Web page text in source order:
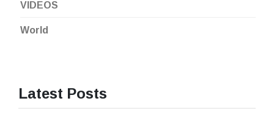
VIDEOS
World
Latest Posts